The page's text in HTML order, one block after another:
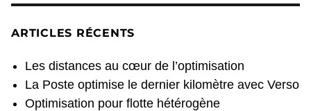
ARTICLES RÉCENTS
Les distances au cœur de l’optimisation
La Poste optimise le dernier kilomètre avec Verso
Optimisation pour flotte hétérogène